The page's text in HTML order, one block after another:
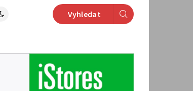
Vyhledat